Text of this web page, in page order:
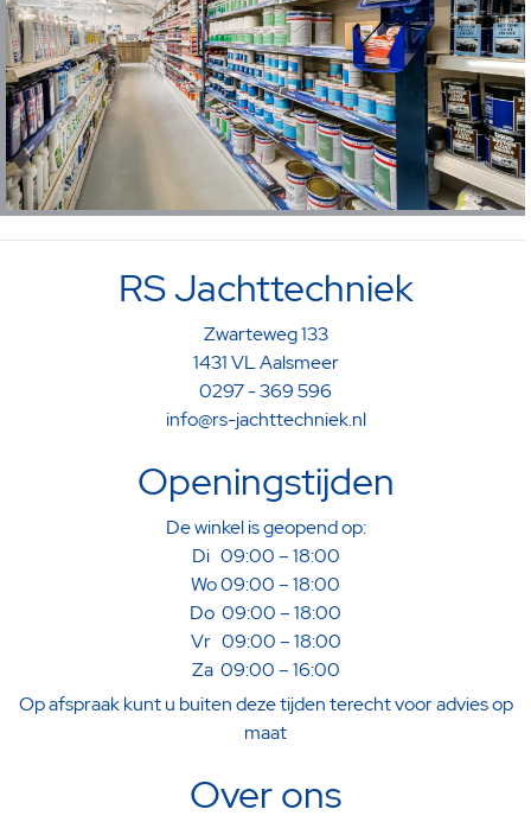
RS Jachttechniek
Zwarteweg 133
1431 VL Aalsmeer
0297 - 369 596
info@rs-jachttechniek.nl
Openingstijden
De winkel is geopend op:
Di 09:00 – 18:00
Wo 09:00 – 18:00
Do 09:00 – 18:00
Vr 09:00 – 18:00
Za 09:00 – 16:00
Op afspraak kunt u buiten deze tijden terecht voor advies op
maat
Over ons